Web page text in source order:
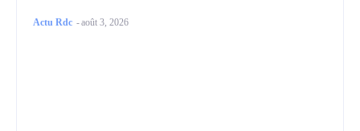
Actu Rdc -août 3, 2026